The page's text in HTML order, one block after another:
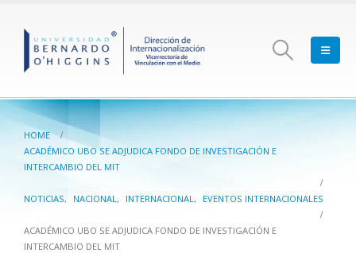
HOME
ACADÉMICO UBO SE ADJUDICA FONDO DE INVESTIGACIÓN E
INTERCAMBIO DEL MIT
NOTICIAS, NACIONAL, INTERNACIONAL, EVENTOS INTERNACIONALES
ACADÉMICO UBO SE ADJUDICA FONDO DE INVESTIGACIÓN E
INTERCAMBIO DEL MIT